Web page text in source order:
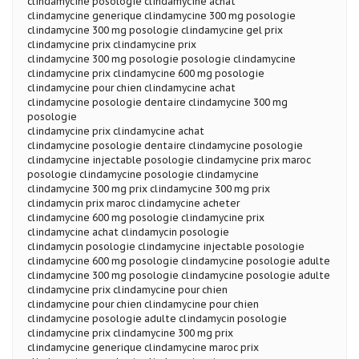
clindamycine generique clindamycine 300 mg posologie
clindamycine 300 mg posologie clindamycine gel prix
clindamycine prix clindamycine prix
clindamycine 300 mg posologie posologie clindamycine
clindamycine prix clindamycine 600 mg posologie
clindamycine pour chien clindamycine achat
clindamycine posologie dentaire clindamycine 300 mg
posologie
clindamycine prix clindamycine achat
clindamycine posologie dentaire clindamycine posologie
clindamycine injectable posologie clindamycine prix maroc
posologie clindamycine posologie clindamycine
clindamycine 300 mg prix clindamycine 300 mg prix
clindamycin prix maroc clindamycine acheter
clindamycine 600 mg posologie clindamycine prix
clindamycine achat clindamycin posologie
clindamycin posologie clindamycine injectable posologie
clindamycine 600 mg posologie clindamycine posologie adulte
clindamycine 300 mg posologie clindamycine posologie adulte
clindamycine prix clindamycine pour chien
clindamycine pour chien clindamycine pour chien
clindamycine posologie adulte clindamycin posologie
clindamycine prix clindamycine 300 mg prix
clindamycine generique clindamycine maroc prix